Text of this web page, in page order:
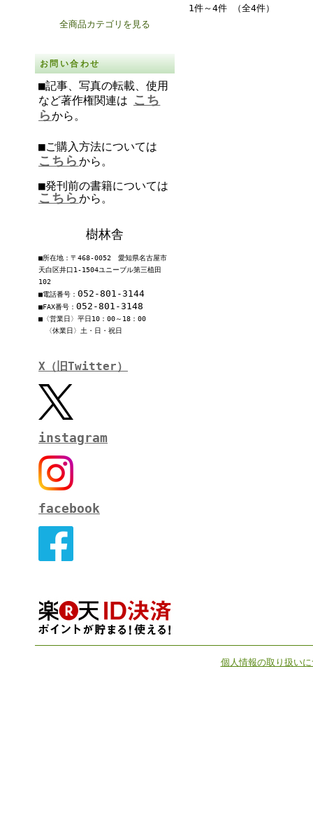
全商品カテゴリを見る
お問い合わせ
■記事、写真の転載、使用
など著作権関連は こち
らから。
■ご購入方法については
こちら から。
■発刊前の書籍については
こちら から。
樹林舎
■所在地：〒468-0052 愛知県名古屋市
天白区井口1-1504ユニーブル第三植田
102
■電話番号： 052-801-3144
■FAX番号： 052-801-3148
■〈営業日〉平日10：00～18：00
〈休業日〉土・日・祝日
X（旧Twitter）
instagram
facebook
1件～4件 （全4件）
個人情報の取り扱い